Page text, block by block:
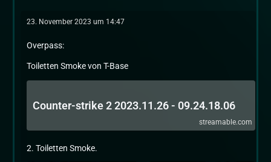
23. November 2023 um 14:47
Overpass:
Toiletten Smoke von T-Base
Counter-strike 2 2023.11.26 - 09.24.18.06
streamable.com
2. Toiletten Smoke.